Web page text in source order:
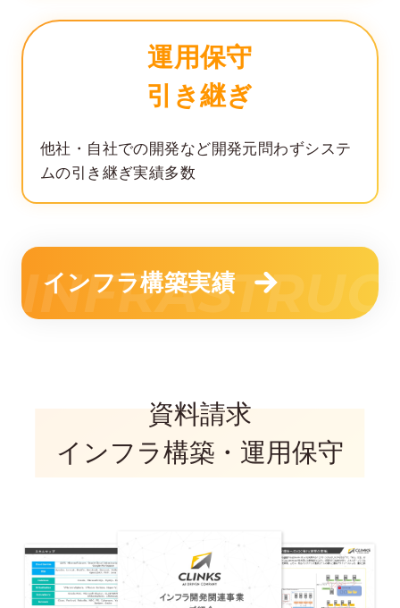
運用保守
引き継ぎ
他社・自社での開発など開発元問わずシステ
ムの引き継ぎ実績多数
インフラ構築実績
資料請求
インフラ構築・運用保守
REQUEST